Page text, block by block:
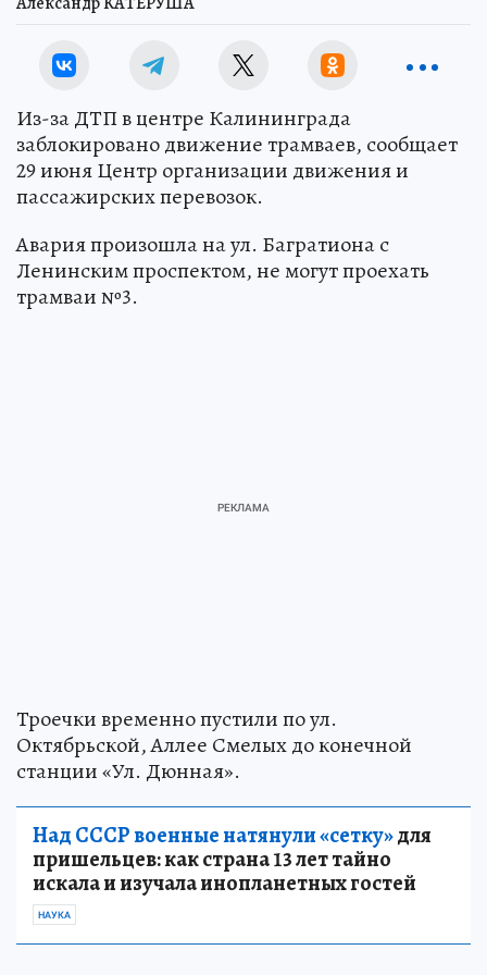
Из-за ДТП в центре Калининграда
заблокировано движение трамваев, сообщает
29 июня Центр организации движения и
пассажирских перевозок.
Авария произошла на ул. Багратиона с
Ленинским проспектом, не могут проехать
трамваи №3.
Троечки временно пустили по ул.
Октябрьской, Аллее Смелых до конечной
станции «Ул. Дюнная».
Над СССР военные натянули «сетку»для
пришельцев: как страна 13 лет тайно
искала и изучала инопланетных гостей
НАУКА